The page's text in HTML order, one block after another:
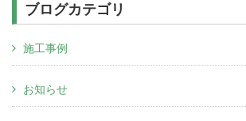
ブログカテゴリ
施工事例
お知らせ